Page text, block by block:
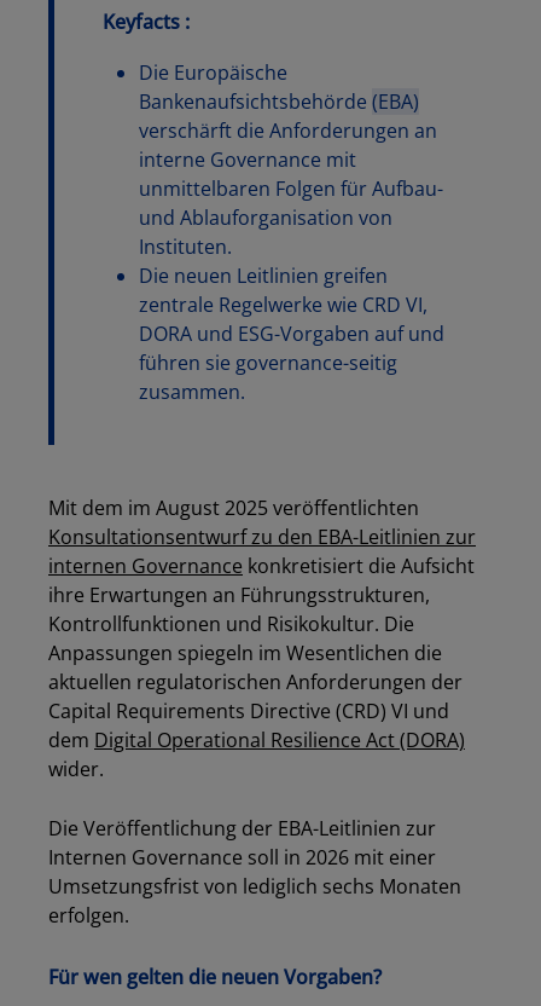
Keyfacts :
Die Europäische
Bankenaufsichtsbehörde (EBA)
verschärft die Anforderungen an
interne Governance mit
unmittelbaren Folgen für Aufbau-
und Ablauforganisation von
Instituten.
Die neuen Leitlinien greifen
zentrale Regelwerke wie CRD VI,
DORA und ESG-Vorgaben auf und
führen sie governance-seitig
zusammen.
Mit dem im August 2025 veröffentlichten
Konsultationsentwurf zu den EBA-Leitlinien zur
internen Governance konkretisiert die Aufsicht
ihre Erwartungen an Führungsstrukturen,
Kontrollfunktionen und Risikokultur. Die
Anpassungen spiegeln im Wesentlichen die
aktuellen regulatorischen Anforderungen der
Capital Requirements Directive (CRD) VI und
dem Digital Operational Resilience Act (DORA)
wider.
Die Veröffentlichung der EBA-Leitlinien zur
Internen Governance soll in 2026 mit einer
Umsetzungsfrist von lediglich sechs Monaten
erfolgen.
Für wen gelten die neuen Vorgaben?